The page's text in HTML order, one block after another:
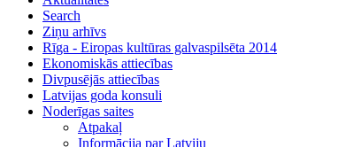
Search
Ziņu arhīvs
Rīga - Eiropas kultūras galvaspilsēta 2014
Ekonomiskās attiecības
Divpusējās attiecības
Latvijas goda konsuli
Noderīgas saites
Atpakaļ
Informācija par Latviju